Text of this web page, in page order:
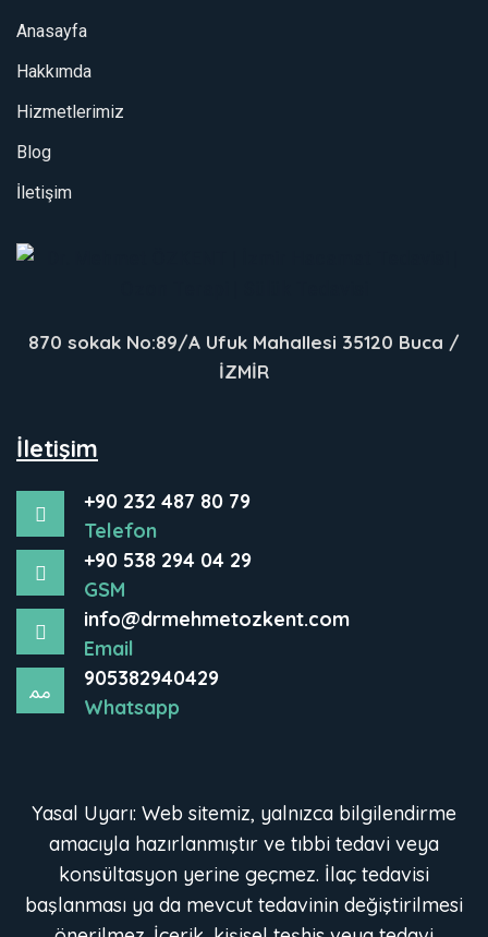
Anasayfa
Hakkımda
Hizmetlerimiz
Blog
İletişim
870 sokak No:89/A Ufuk Mahallesi 35120 Buca /
İZMİR
İletişim
+90 232 487 80 79
Telefon
+90 538 294 04 29
GSM
info@drmehmetozkent.com
Email
905382940429
Whatsapp
Yasal Uyarı: Web sitemiz, yalnızca bilgilendirme
amacıyla hazırlanmıştır ve tıbbi tedavi veya
konsültasyon yerine geçmez. İlaç tedavisi
başlanması ya da mevcut tedavinin değiştirilmesi